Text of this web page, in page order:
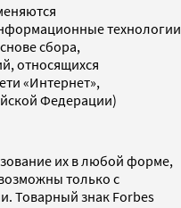
технологии
сбора,
относящихся
«Интернет»,
Федерации)
их в любой форме,
только с
Товарный знак Forbes